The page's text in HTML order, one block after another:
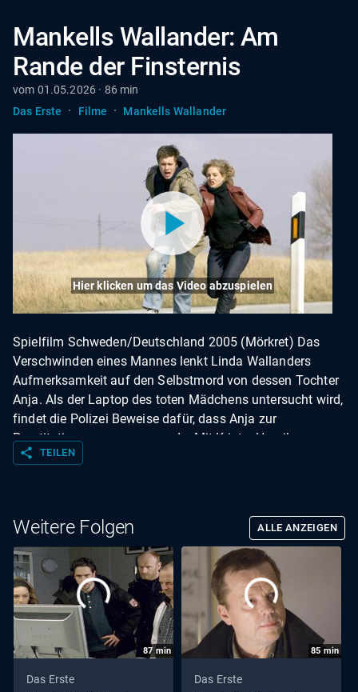
Mankells Wallander: Am
Rande der Finsternis
vom 01.05.2026 · 86 min
Das Erste
· Filme · Mankells Wallander
Hier klicken um das Video abzuspielen
Spielfilm Schweden/Deutschland 2005 (Mörkret) Das
Verschwinden eines Mannes lenkt Linda Wallanders
Aufmerksamkeit auf den Selbstmord von dessen Tochter
Anja. Als der Laptop des toten Mädchens untersucht wird,
findet die Polizei Beweise dafür, dass Anja zur
Prostitution gezwungen wurde. Mit Krister Henriksson,
Johanna Sällström, Ola Rapace u.a. | Buch: Stephan
share TEILEN
Weitere Folgen ALLE ANZEIGEN
87 min
Das Erste
85 min
Das Erste